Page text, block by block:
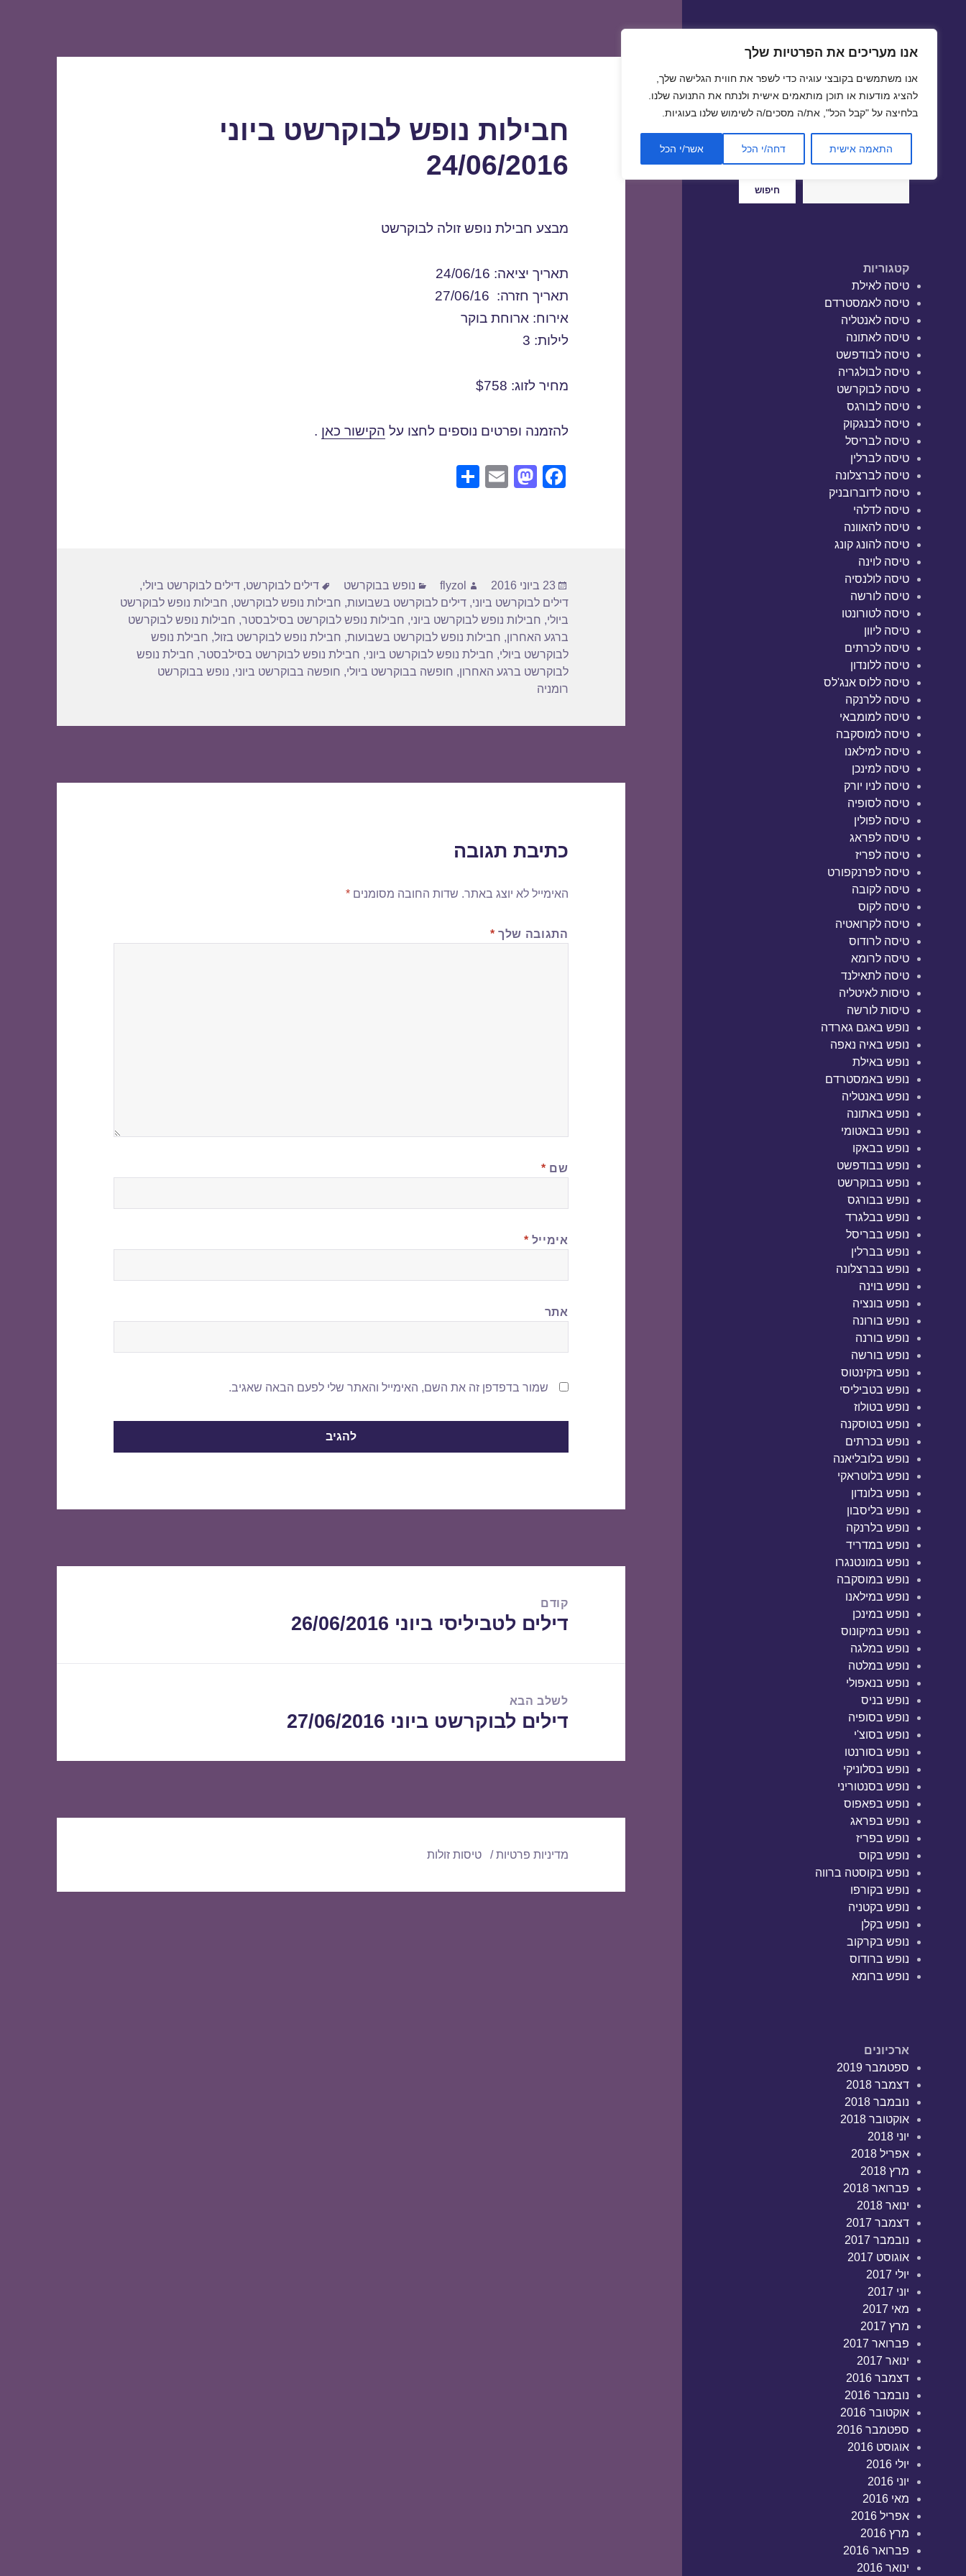
אנו מעריכים את הפרטיות שלך
אנו משתמשים בקובצי עוגיה כדי לשפר את חווית הגלישה שלך,
להציג מודעות או תוכן מותאמים אישית ולנתח את התנועה שלנו.
בלחיצה על "קבל הכל", את/ה מסכים/ה לשימוש שלנו בעוגיות.
התאמה אישית דחה/י הכל אשר/י הכל
טיסה זולה | טיסות זולות
חיפוש
חיפוש
קטגוריות
טיסה לאילת
טיסה לאמסטרדם
טיסה לאנטליה
טיסה לאתונה
טיסה לבודפשט
טיסה לבולגריה
טיסה לבוקרשט
טיסה לבורגס
טיסה לבנגקוק
טיסה לבריסל
טיסה לברלין
טיסה לברצלונה
טיסה לדוברובניק
טיסה לדלהי
טיסה להאוונה
טיסה להונג קונג
טיסה לוינה
טיסה לולנסיה
טיסה לורשה
טיסה לטורונטו
טיסה ליוון
טיסה לכרתים
טיסה ללונדון
טיסה ללוס אנג'לס
טיסה ללרנקה
טיסה למומבאי
טיסה למוסקבה
טיסה למילאנו
טיסה למינכן
טיסה לניו יורק
טיסה לסופיה
טיסה לפולין
טיסה לפראג
טיסה לפריז
טיסה לפרנקפורט
טיסה לקובה
טיסה לקוס
טיסה לקרואטיה
טיסה לרודוס
טיסה לרומא
טיסה לתאילנד
טיסות לאיטליה
טיסות לורשה
נופש באגם גארדה
נופש באיה נאפה
נופש באילת
נופש באמסטרדם
נופש באנטליה
נופש באתונה
נופש בבאטומי
נופש בבאקו
נופש בבודפשט
נופש בבוקרשט
נופש בבורגס
נופש בבלגרד
נופש בבריסל
נופש בברלין
נופש בברצלונה
נופש בוינה
נופש בונציה
נופש בורונה
נופש בורנה
נופש בורשה
נופש בזקינטוס
נופש בטביליסי
נופש בטולוז
נופש בטוסקנה
נופש בכרתים
נופש בלובליאנה
נופש בלוטראקי
נופש בלונדון
נופש בליסבון
נופש בלרנקה
נופש במדריד
נופש במונטנגרו
נופש במוסקבה
נופש במילאנו
נופש במינכן
נופש במיקונוס
נופש במלגה
נופש במלטה
נופש בנאפולי
נופש בניס
נופש בסופיה
נופש בסוצ'י
נופש בסורנטו
נופש בסלוניקי
נופש בסנטוריני
נופש בפאפוס
נופש בפראג
נופש בפריז
נופש בקוס
נופש בקוסטה ברווה
נופש בקורפו
נופש בקטניה
נופש בקלן
נופש בקרקוב
נופש ברודוס
נופש ברומא
ארכיונים
ספטמבר 2019
דצמבר 2018
נובמבר 2018
אוקטובר 2018
יוני 2018
אפריל 2018
מרץ 2018
פברואר 2018
ינואר 2018
דצמבר 2017
נובמבר 2017
אוגוסט 2017
יולי 2017
יוני 2017
מאי 2017
מרץ 2017
פברואר 2017
ינואר 2017
דצמבר 2016
נובמבר 2016
אוקטובר 2016
ספטמבר 2016
אוגוסט 2016
יולי 2016
יוני 2016
מאי 2016
אפריל 2016
מרץ 2016
פברואר 2016
ינואר 2016
חבילות נופש לבוקרשט ביוני
24/06/2016
מבצע חבילת נופש זולה לבוקרשט
תאריך יציאה: 24/06/16
תאריך חזרה: 27/06/16
אירוח: ארוחת בוקר
לילות: 3
מחיר לזוג: $758
להזמנה ופרטים נוספים לחצו על הקישור כאן .
F
o
o
k
M
o
n
E
פורסם
בתאריך
23 ביוני 2016 מחבר
flyzol קטגוריות
נופש בבוקרשט תגיות
דילים לבוקרשט,דילים לבוקרשט ביולי,
דילים לבוקרשט ביוני,דילים לבוקרשט בשבועות, חבילות נופש לבוקרשט, חבילות נופש לבוקרשט
ביולי, חבילות נופש לבוקרשט ביוני, חבילות נופש לבוקרשט בסילבסטר, חבילות נופש לבוקרשט
ברגע האחרון, חבילות נופש לבוקרשט בשבועות, חבילת נופש לבוקרשט בזול, חבילת נופש
לבוקרשט ביולי, חבילת נופש לבוקרשט ביוני, חבילת נופש לבוקרשט בסילבסטר, חבילת נופש
לבוקרשט ברגע האחרון, חופשה בבוקרשט ביולי, חופשה בבוקרשט ביוני, נופש בבוקרשט
רומניה
כתיבת תגובה
האימייל לא יוצג באתר. שדות החובה מסומנים*
התגובה שלך *
שם *
אימייל *
אתר
שמור בדפדפן זה את השם, האימייל והאתר שלי לפעם הבאה שאגיב.
קודם
הפוסט
דילים לטביליסי ביוני 26/06/2016
לשלב הבא
הפוסט
דילים לבוקרשט ביוני 27/06/2016
מדיניות פרטיות טיסות זולות